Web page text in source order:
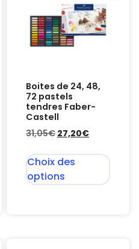
Boites de 24, 48,
72 pastels
tendres Faber-
Castell
31,05€ 27,20€
Choix des
options